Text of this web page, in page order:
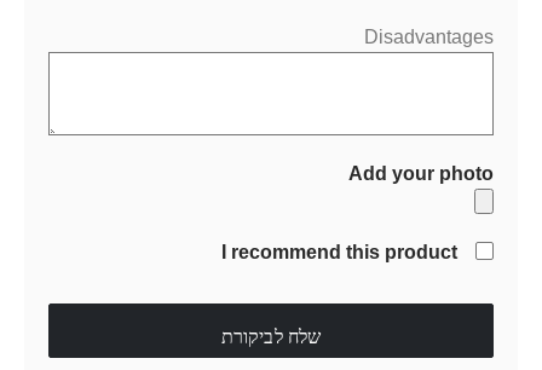
Disadvantages
Add your photo
I recommend this product
שלח לביקורת